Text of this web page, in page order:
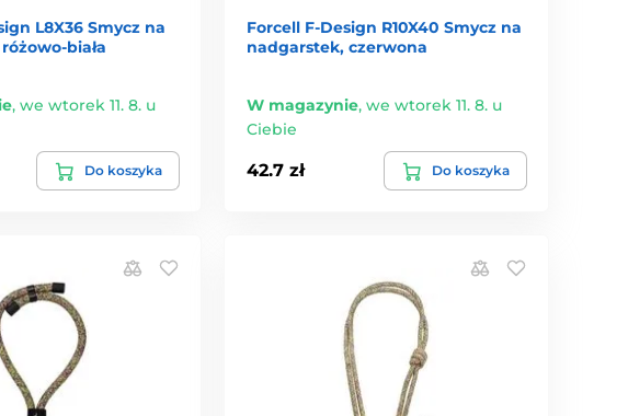
L8X36 Smycz na
biała
, we wtorek 11. 8. u
Do koszyka
Forcell F-Design R10X40 Smycz na
nadgarstek, czerwona
W magazynie,we wtorek 11. 8. u
Ciebie
42.7 zł Do koszyka